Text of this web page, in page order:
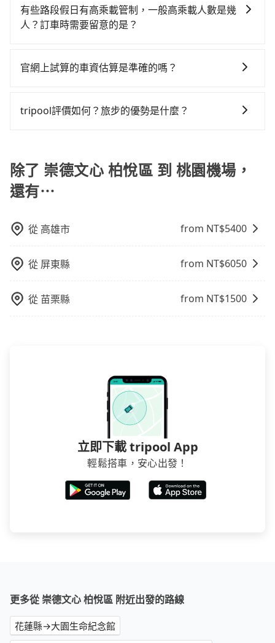
小黃司機不按表收費，看乘客是外地人便漫天喊價或恣
意繞路。但如果全程使用tripool並到府專車接送，則每
且更會額外浪費83分鐘在轉乘與等車上，現在還不馬上
用。
雖然崇德文心 柏悅區到桃園機場的跳表小黃可能較為便
宜，但當你們人數超過四位時，叫兩輛計程車的費用就
續爭議。此外，是否需要給司機紅包或小費，則可以由
您自行決定。不過，建議可事先詢問司機是否接受。」
專人回覆您。
有些路段假日有高乘載管制，一般高乘載人數是幾
人？訂車時需要留意的是？
道路安全，政府會實施高乘載管制，限制只有符合以下
有身心障礙證明、記者證或「高速公路高乘載管制」通
官網上試算的車資估算是準確的嗎？
單，價格就是準確的。
tripool評價如何？旅步的優勢是什麼？
外，tripool司機專業的駕駛和親切服務態度也獲得了許
多好評，價格透明無隱藏費用、相比其他業者提供的用
車前一日凌晨6點前取消均可無條件全額退費的承諾，讓
除了 崇德文心 柏悅區 到 桃園機場，
還有⋯
從 高雄市 from NT$5400
從 屏東縣 from NT$6050
從 苗栗縣 from NT$1500
立即下載 tripool App
輕鬆搭車，安心出發！
更多從 崇德文心 柏悅區 附近出發的路線
花蓮縣→大園生命紀念館